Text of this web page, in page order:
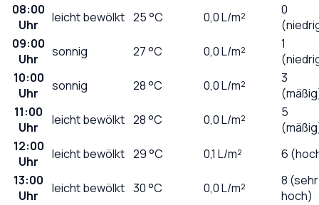
08:00
Uhr
leicht bewölkt 25°C 0,0L/m²
0
09:00
Uhr
sonnig 27°C 0,0L/m²
1
10:00
Uhr
sonnig 28°C 0,0L/m²
3
11:00
Uhr
leicht bewölkt 28°C 0,0L/m²
5
12:00
Uhr
leicht bewölkt 29°C 0,1 L/m²
6
13:00
Uhr
leicht bewölkt 30°C 0,0L/m²
8 (sehr
hoch)